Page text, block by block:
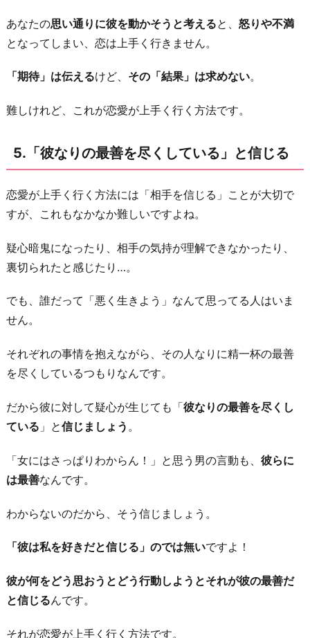
あなたの思い通りに彼を動かそうと考えると、 怒りや不満
となってしまい、恋は上手く行きません。
「期待」は伝えるけど、 その「結果」は求めない。
難しけれど、これが恋愛が上手く行く方法です。
5.「彼なりの最善を尽くしている」と信じる
恋愛が上手く行く方法には「相手を信じる」ことが大切で
すが、これもなかなか難しいですよね。
疑心暗鬼になったり、相手の気持が理解できなかったり、
裏切られたと感じたり…。
でも、誰だって「悪く生きよう」なんて思ってる人はいま
せん。
それぞれの事情を抱えながら、その人なりに精一杯の最善
を尽くしているつもりなんです。
だから彼に対して疑心が生じても「彼なりの最善を尽くし
ている 」と信じましょう 。
「女にはさっぱりわからん！」と思う男の言動も、 彼らに
は最善なんです。
わからないのだから、そう信じましょう。
「彼は私を好きだと信じる」のでは無いですよ！
彼が何をどう思おうとどう行動しようとそれが彼の最善だ
と信じるんです。
それが恋愛が上手く行く方法です。